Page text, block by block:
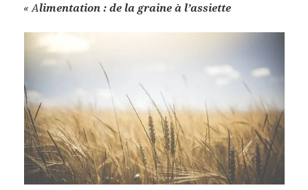
« Alimentation : de la graine à l’assiette